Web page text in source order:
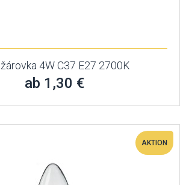
4W C37 E27 2700K
ab 1,30 €
AKTION